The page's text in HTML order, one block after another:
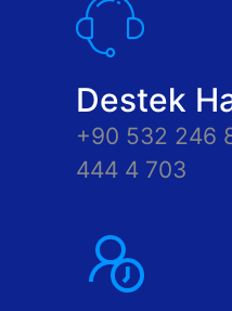
Destek
+90 532 246
444 4 703